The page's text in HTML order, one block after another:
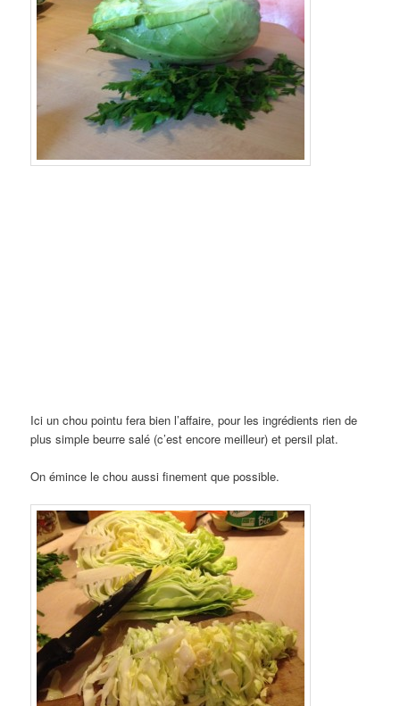
Ici un chou pointu fera bien l’affaire, pour les ingrédients rien de
plus simple beurre salé (c’est encore meilleur) et persil plat.
On émince le chou aussi finement que possible.